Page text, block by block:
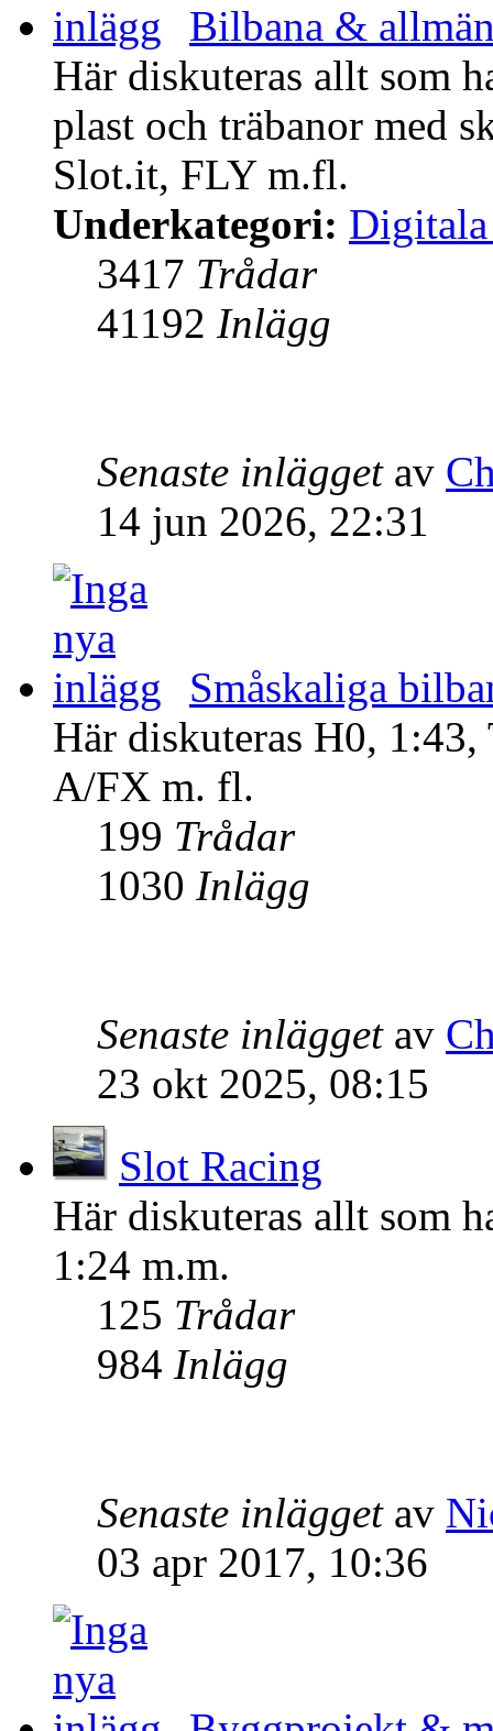
Bilbana &
Här diskuteras allt som
plast och träbanor med
Slot.it, FLY m.fl.
Underkategori:
3417 Trådar
41192 Inlägg
Senaste inläggetav
14 jun 2026, 22:31
Småskaliga
Här diskuteras H0,
A/FX m. fl.
199 Trådar
1030 Inlägg
Senaste inläggetav
23 okt 2025, 08:15
Slot Racing
Här diskuteras allt som
1:24 m.m.
125 Trådar
984 Inlägg
Senaste inläggetav
03 apr 2017, 10:36